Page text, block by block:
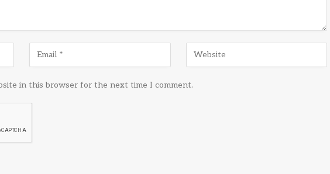
in this browser for the next time I comment.